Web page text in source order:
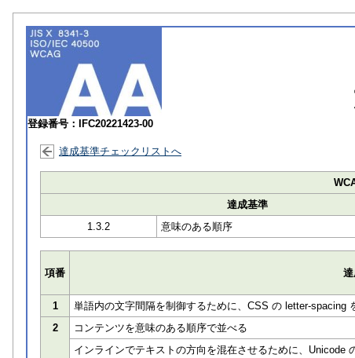
登録番号：IFC20221423-00
達成基準チェックリストへ
達成基準
1.3.2
意味のある順序
項番
1
単語内の文字間隔を制御するために、CSS の letter-spacing
2
コンテンツを意味のある順序で並べる
インラインでテキストの方向を混在させるために、Unicode